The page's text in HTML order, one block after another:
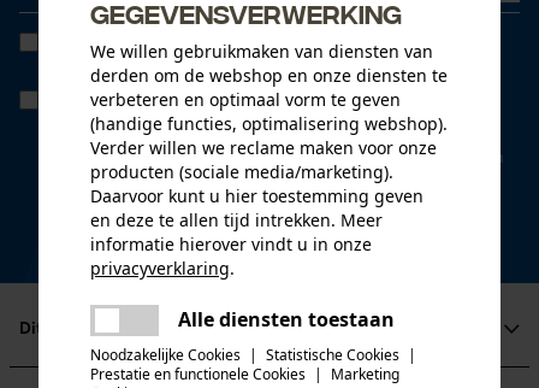
Ik heb de
Algemene voorwaarden inzake gegevensbescherming
gelezen en ga akkoord. *
Wanneer u instemt met persoonlijke tracking kunnen we u via onze
newsletter individuele aanbiedingen doen. Uw gegevens worden
niet gedeeld met derden. U kunt uw toestemming te allen tijde met
een klik intrekken. Onderaan iedere newsletter vindt u daarvoor een
* velden zijn verplicht
*** Inwisselbaar vanaf een goederenwaarde van 100,- €
Dit is KOX
gegevensverwerking
We willen gebruikmaken van diensten van
derden om de webshop en onze diensten te
verbeteren en optimaal vorm te geven
(handige functies, optimalisering webshop).
Verder willen we reclame maken voor onze
producten (sociale media/marketing).
Daarvoor kunt u hier toestemming geven
en deze te allen tijd intrekken. Meer
informatie hierover vindt u in onze
privacyverklaring.
Alle diensten toestaan
Noodzakelijke Cookies | Statistische Cookies |
Prestatie en functionele Cookies |
Marketing
Er is een fout opgetreden. Gelieve
het opnieuw te proberen.
delen